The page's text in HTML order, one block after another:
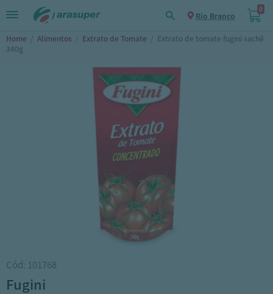
Rio Branco
0
Home / Alimentos / Extrato de Tomate / Extrato de tomate fugini sachê
340g
Cód: 101768
fugini